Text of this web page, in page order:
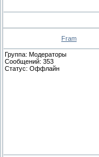
Fram
Группа: Модераторы
Сообщений: 353
Статус: Оффлайн